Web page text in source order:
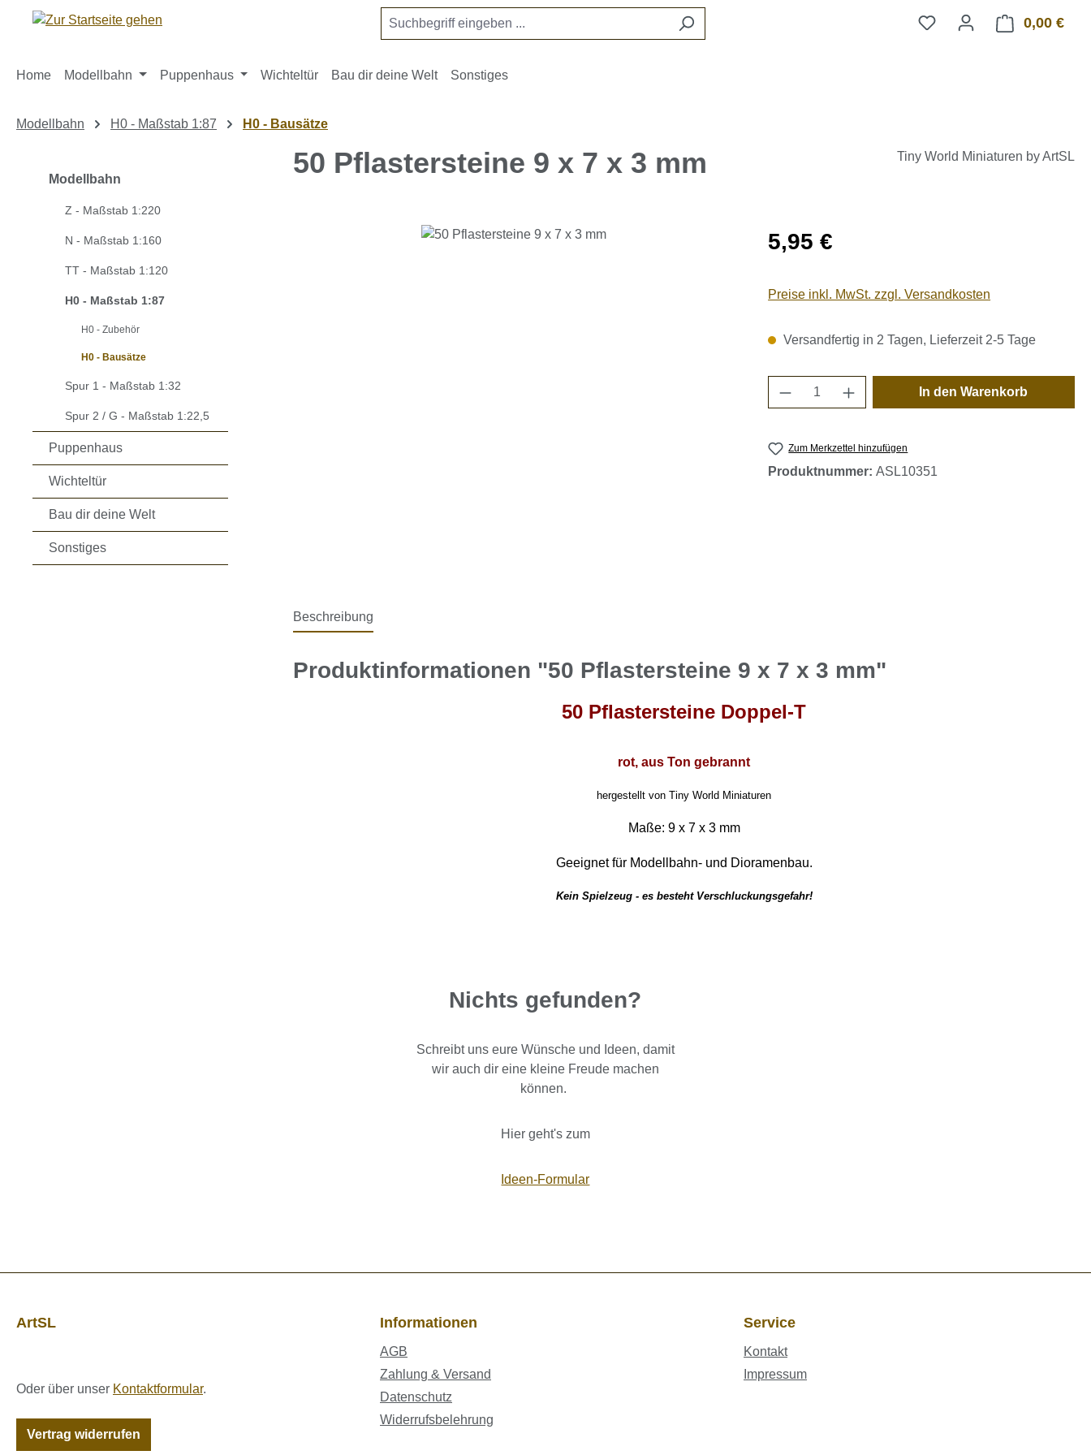
Hauptinhalt springen
Zur Suche springen
Zur Hauptnavigation springen 0,00 €
Home Modellbahn Puppenhaus Wichteltür Bau dir deine Welt Sonstiges
Modellbahn H0 - Maßstab 1:87 H0 - Bausätze
Modellbahn
Z - Maßstab 1:220
N - Maßstab 1:160
TT - Maßstab 1:120
H0 - Maßstab 1:87
H0 - Zubehör
H0 - Bausätze
Spur 1 - Maßstab 1:32
Spur 2 / G - Maßstab 1:22,5
Puppenhaus
Wichteltür
Bau dir deine Welt
Sonstiges
50 Pflastersteine 9 x 7 x 3 mm Tiny World Miniaturen by ArtSL
Bildergalerie überspringen Regulärer Preis:
5,95 €
Preise inkl. MwSt. zzgl. Versandkosten
Versandfertig in 2 Tagen, Lieferzeit 2-5 Tage
Produkt Anzahl: Gib den
In den Warenkorb
Zum Merkzettel hinzufügen
Produktnummer:ASL10351
Beschreibung
Produktinformationen "50 Pflastersteine 9 x 7 x 3 mm"
50 Pflastersteine Doppel-T
rot, aus Ton gebrannt
hergestellt von Tiny World Miniaturen
Maße: 9 x 7 x 3 mm
Geeignet für Modellbahn- und Dioramenbau.
Kein Spielzeug - es besteht Verschluckungsgefahr!
Nichts gefunden?
Schreibt uns eure Wünsche und Ideen, damit
wir auch dir eine kleine Freude machen
können.
Hier geht's zum
Ideen-Formular
ArtSL
Oder über unser Kontaktformular.
Vertrag widerrufen
Informationen
AGB
Zahlung & Versand
Datenschutz
Widerrufsbelehrung
Service
Kontakt
Impressum